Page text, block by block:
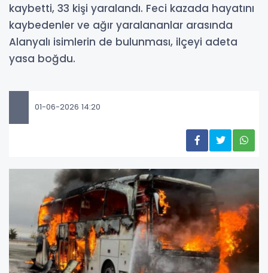
kaybetti, 33 kişi yaralandı. Feci kazada hayatını
kaybedenler ve ağır yaralananlar arasında
Alanyalı isimlerin de bulunması, ilçeyi adeta
yasa boğdu.
01-06-2026 14:20